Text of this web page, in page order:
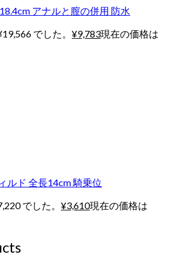
アナルと膣の併用 防水
でした。 ¥9,783現在の価格は
ルド 全長14cm 騎乗位
でした。 ¥3,610現在の価格は